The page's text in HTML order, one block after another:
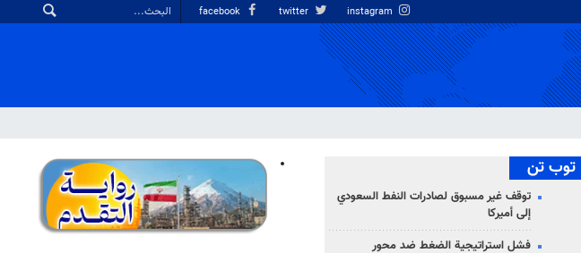
توب تن
توقف غير مسبوق لصادرات النفط السعودي
إلى أميركا
فشل استراتيجية الضغط ضد محور